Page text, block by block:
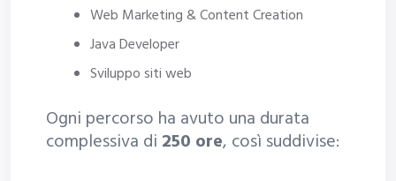
Web Marketing & Content Creation
Java Developer
Sviluppo siti web
Ogni percorso ha avuto una durata
complessiva di 250 ore, così suddivise: